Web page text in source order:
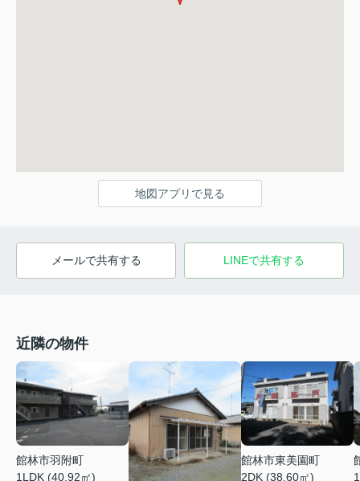
地図アプリで見る
メールで共有する LINEで共有する
近隣の物件
館林市羽附町
1LDK (40.92㎡)
館林市東美園町
2DK (38.60㎡)